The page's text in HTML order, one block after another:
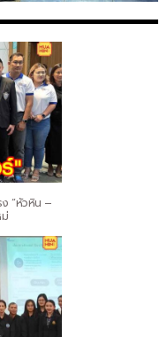
“หัวหิน –